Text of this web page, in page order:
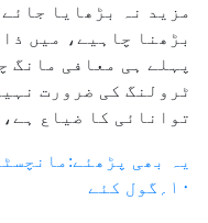
مزید نہ بڑھایا
بڑھنا چاہیے، میں
پہلے ہی معافی مانگ
ٹرولنگ کی ضرورت
توانائی کا ضیاع
یہ بھی
۱۰؍گول کئے